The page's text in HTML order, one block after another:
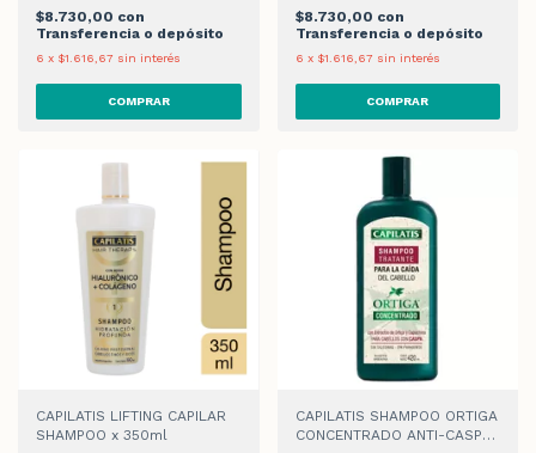
$8.730,00 con
Transferencia o depósito
6 x $1.616,67 sin interés
$8.730,00 con
Transferencia o depósito
6 x $1.616,67 sin interés
CAPILATIS LIFTING CAPILAR
SHAMPOO x 350ml
CAPILATIS SHAMPOO ORTIGA
CONCENTRADO ANTI-CASPA